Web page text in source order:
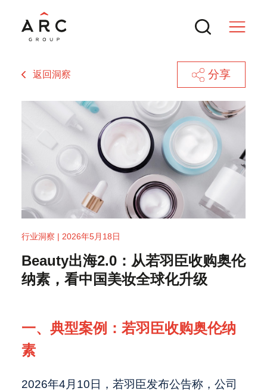
服务
交易
新闻与行业洞察
联系方式
关于我们
热门搜索
Global Brands Magazine“2025年度领
先中型市场投资银行”
境外上市备案新规全解：中国证监会最
新动态与实操要点
ARC 集团参与MTT Shipping and
Logistics Bhd.（BURSA: MTTSL）
中国大卖场行业的发展与变革
BTTC) 完成与Titan Pharmaceuticals,
知
2026年东南亚数据中心并购：AI如何
市新规
关于麦芽与麦芽制造商的一切：在你打
返回洞察 分享
行业洞察 | 2026年5月18日
Beauty出海2.0：从若羽臣收购奥伦
纳素，看中国美妆全球化升级
一、典型案例：若羽臣收购奥伦纳
素
2026年4月10日，若羽臣发布公告称，公司